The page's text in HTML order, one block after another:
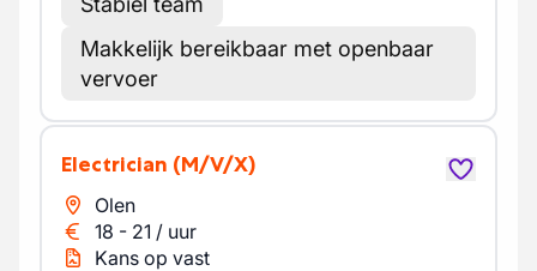
Makkelijk bereikbaar met openbaar
vervoer
Electrician (M/V/X)
Olen
18 - 21 / uur
Kans op vast